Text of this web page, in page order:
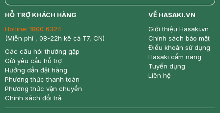
return nowfree price
HỖ TRỢ KHÁCH HÀNG
Hotline: 1800 6324
(Miễn phí , 08-22h kể cả T7, CN)
Các câu hỏi thường gặp
Gửi yêu cầu hỗ trợ
Hướng dẫn đặt hàng
Phương thức thanh toán
Phương thức vận chuyển
Chính sách đổi trả
VỀ HASAKI.VN
Giới thiệu Hasaki.vn
Chính sách bảo mật
Điều khoản sử dụng
Hasaki cẩm nang
Tuyển dụng
Liên hệ